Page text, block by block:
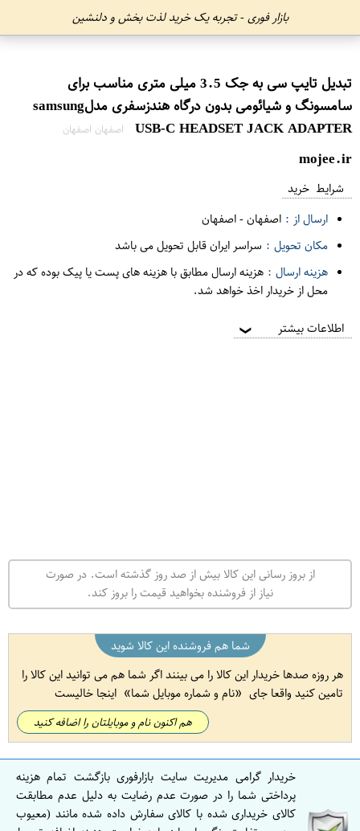
بازار فوری - تجربه یک خرید لذت بخش و دلنشین
تبدیل تایپ سی به جک 3.5 میلی متری مناسب برای
سامسونگ و شیائومی بدون درگاه هندزسفری مدلsamsung
USB-C HEADSET JACK ADAPTER
اصفهان اصفهان
mojee.ir
شرایط خرید
ارسال از : اصفهان-اصفهان
مکان تحویل : سراسر ایران قابل تحویل می باشد
هزینه ارسال : هزینه ارسال مطابق با هزینه های پست یا پیک بوده که در
محل از خریدار اخذ خواهد شد.
اطلاعات بیشتر ❯
از بروز رسانی این کالا بیش از صد روز گذشته است. در صورت
نیاز از فروشنده بخواهید قیمت را بروز کند.
شما هم فروشنده این کالا شوید
هر روزه صدها خریدار این کالا را می بینند اگر شما هم می توانید این کالا را
تامین کنید واقعا جای
نام و شماره موبایل شما اینجا خالیست
هم اکنون نام و موبایلتان را اضافه کنید
خریدار گرامی مدیریت سایت بازارفوری بازگشت تمام هزینه
پرداختی شما را در صورت عدم رضایت به دلیل عدم مطابقت
کالای خریداری شده با کالای سفارش داده شده مانند (معیوب